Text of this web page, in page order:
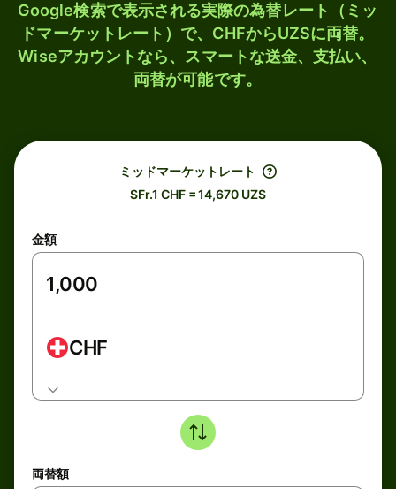
Google検索で表示される実際の為替レート（ミッ
ドマーケットレート）で、CHFからUZSに両替。
Wiseアカウントなら、スマートな送金、支払い、
両替が可能です。
ミッドマーケットレート
SFr.1 CHF = 14,670 UZS
金額
CHF
両替額